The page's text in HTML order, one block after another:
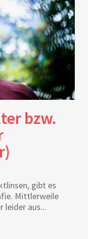
bzw.
gibt es
Mittlerweile
leider aus...